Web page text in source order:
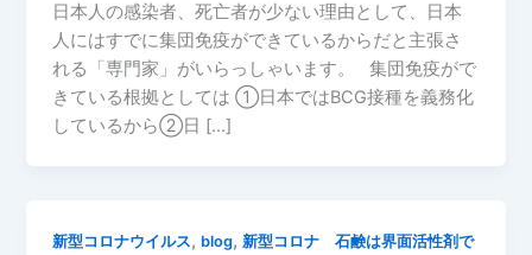
日本人の感染者、死亡者が少ない理由として、日本
人にはすでに集団免疫ができているからだと主張さ
れる「専門家」がいらっしゃいます。 集団免疫がで
きている根拠としては ①日本ではBCG接種を義務化
しているから②日 […]
新型コロナウイルス, blog,新型コロナ 石鹸は界面活性剤で